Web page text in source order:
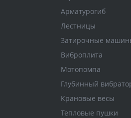
Арматурогиб
Лестницы
Затирочные
Виброплита
Мотопомпа
Глубинный
Крановые весы
Тепловые пушки